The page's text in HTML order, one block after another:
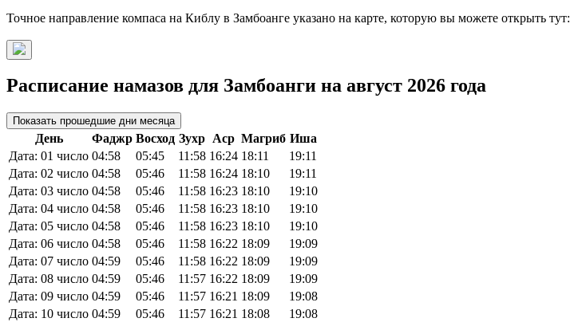
Точное направление компаса на Киблу в Замбоанге указано на карте, которую вы можете открыть тут:
Расписание намазов для Замбоанги на август 2026 года
Показать прошедшие дни месяца
День Фаджр Восход Зухр Аср Магриб Иша
Дата: 01 число 04:58 05:45 11:58 16:24 18:11
19:11
Дата: 02 число 04:58 05:46 11:58 16:24 18:10
19:11
Дата: 03 число 04:58 05:46 11:58 16:23 18:10
19:10
Дата: 04 число 04:58 05:46 11:58 16:23 18:10
19:10
Дата: 05 число 04:58 05:46 11:58 16:23 18:10
19:10
Дата: 06 число 04:58 05:46 11:58 16:22 18:09
19:09
Дата: 07 число 04:59 05:46 11:58 16:22 18:09
19:09
Дата: 08 число 04:59 05:46 11:57 16:22 18:09
19:09
Дата: 09 число 04:59 05:46 11:57 16:21 18:09
19:08
Дата: 10 число 04:59 05:46 11:57 16:21 18:08
19:08